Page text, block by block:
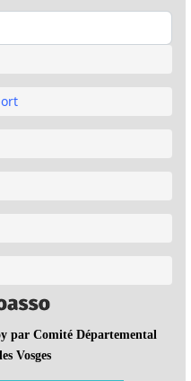
par Comité Départemental
Vosges